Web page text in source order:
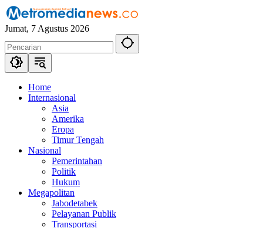
Langsung
ke
konten
Jumat, 7 Agustus 2026
Home
Internasional
Asia
Amerika
Eropa
Timur Tengah
Nasional
Pemerintahan
Politik
Hukum
Megapolitan
Jabodetabek
Pelayanan Publik
Transportasi